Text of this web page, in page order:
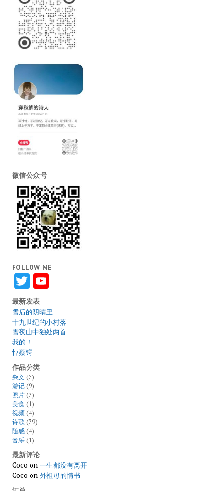
微信公众号
FOLLOW ME
TwitterYouTube
最新发表
雪后的阴晴里
十九世纪的小村落
雪夜山中独处两首
我的！
悼蔡锷
作品分类
杂文 (3)
游记(9)
照片(3)
美食 (1)
视频(4)
诗歌(39)
随感(4)
音乐(1)
最新评论
Coco on 一生都没有离开
Coco on 外祖母的情书